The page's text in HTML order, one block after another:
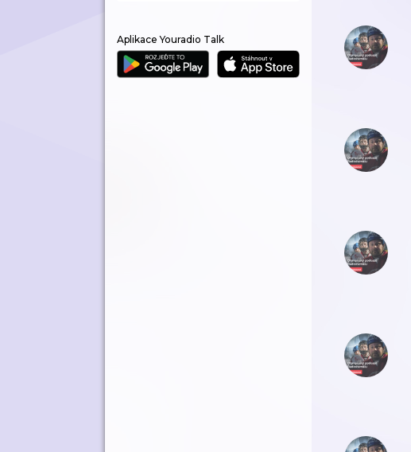
Aplikace Youradio Talk